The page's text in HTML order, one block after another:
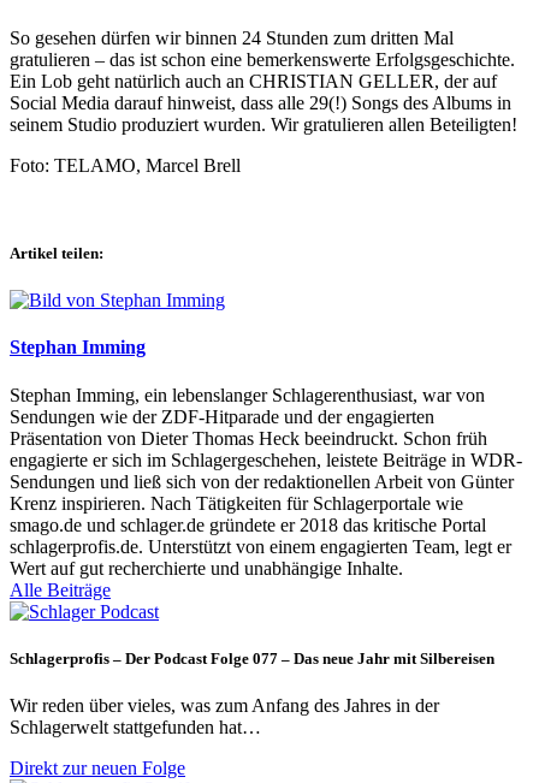
So gesehen dürfen wir binnen 24 Stunden zum dritten Mal
gratulieren – das ist schon eine bemerkenswerte Erfolgsgeschichte.
Ein Lob geht natürlich auch an CHRISTIAN GELLER, der auf
Social Media darauf hinweist, dass alle 29(!) Songs des Albums in
seinem Studio produziert wurden. Wir gratulieren allen Beteiligten!
Foto: TELAMO, Marcel Brell
Artikel teilen:
Stephan Imming
Stephan Imming, ein lebenslanger Schlagerenthusiast, war von
Sendungen wie der ZDF-Hitparade und der engagierten
Präsentation von Dieter Thomas Heck beeindruckt. Schon früh
engagierte er sich im Schlagergeschehen, leistete Beiträge in WDR-
Sendungen und ließ sich von der redaktionellen Arbeit von Günter
Krenz inspirieren. Nach Tätigkeiten für Schlagerportale wie
smago.de und schlager.de gründete er 2018 das kritische Portal
schlagerprofis.de. Unterstützt von einem engagierten Team, legt er
Wert auf gut recherchierte und unabhängige Inhalte.
Alle Beiträge
Schlagerprofis – Der Podcast Folge 077 – Das neue Jahr mit Silbereisen
Wir reden über vieles, was zum Anfang des Jahres in der
Schlagerwelt stattgefunden hat…
Direkt zur neuen Folge